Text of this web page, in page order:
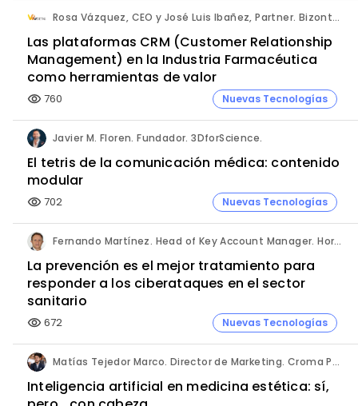
Rosa Vázquez, CEO y José Luis Ibañez, Partner. Bizontop Group, SL.
Las plataformas CRM (Customer Relationship
Management) en la Industria Farmacéutica
como herramientas de valor
visibility 760 Nuevas Tecnologías
Javier M. Floren. Fundador. 3DforScience.
El tetris de la comunicación médica: contenido
modular
visibility 702 Nuevas Tecnologías
Fernando Martínez. Head of Key Account Manager. Hornetsecurity.
La prevención es el mejor tratamiento para
responder a los ciberataques en el sector
sanitario
visibility 672 Nuevas Tecnologías
Matías Tejedor Marco. Director de Marketing. Croma Pharma Iberia.
Inteligencia artificial en medicina estética: sí,